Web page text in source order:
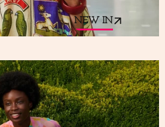
NEW IN